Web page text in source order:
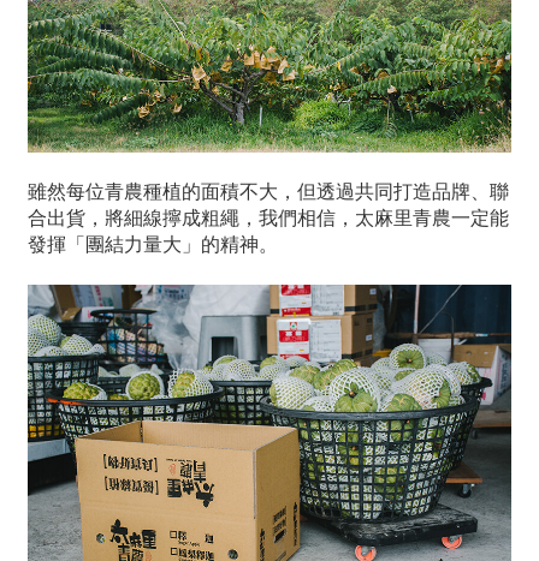
雖然每位青農種植的面積不大，但透過共同打造品牌、聯
合出貨，將細線擰成粗繩，我們相信，太麻里青農一定能
發揮「團結力量大」的精神。